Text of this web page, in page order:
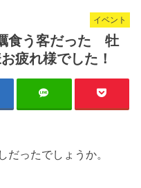
イベント
食う客だった 牡
疲れ様でした！
だったでしょうか。